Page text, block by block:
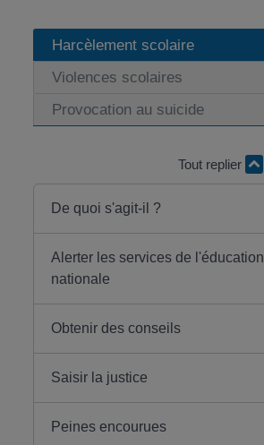
Harcèlement scolaire
Violences scolaires
Provocation au suicide
Tout replier
De quoi s'agit-il ?
Alerter les services de l'éducation
nationale
Obtenir des conseils
Saisir la justice
Peines encourues